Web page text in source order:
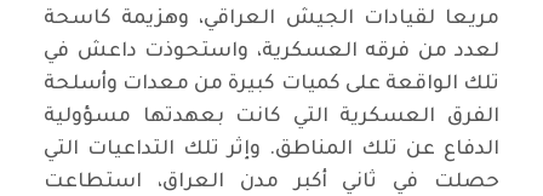
مريعا لقيادات الجيش العراقي، وهزيمة كاسحة
لعدد من فرقه العسكرية، واستحوذت داعش في
تلك الواقعة على كميات كبيرة من معدات وأسلحة
الفرق العسكرية التي كانت بعهدتها مسؤولية
الدفاع عن تلك المناطق. وإثر تلك التداعيات التي
حصلت في ثاني أكبر مدن العراق، استطاعت